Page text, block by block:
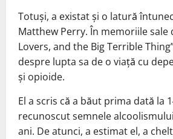
Totuși, a existat și o latură
Matthew Perry. În memoriile sale
Lovers, and the Big Terrible
despre lupta sa de o viață cu
și opioide.
El a scris că a băut prima dată la
recunoscut semnele
ani. De atunci, a estimat el, a